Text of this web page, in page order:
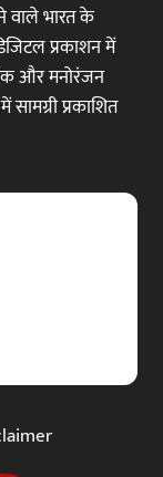
वाले भारत के
प्रकाशन में
और मनोरंजन
प्रकाशित